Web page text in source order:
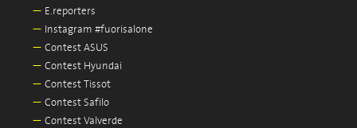
— E.reporters
— Instagram #fuorisalone
— Contest ASUS
— Contest Hyundai
— Contest Tissot
— Contest Safilo
— Contest Valverde